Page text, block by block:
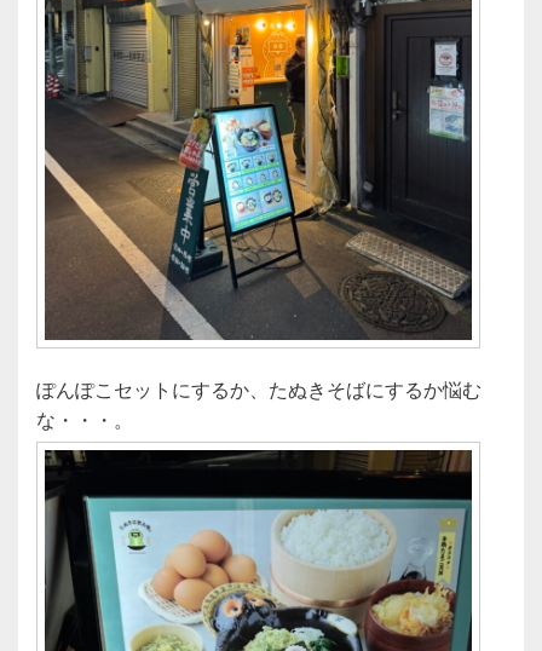
ぽんぽこセットにするか、たぬきそばにするか悩む
な・・・。